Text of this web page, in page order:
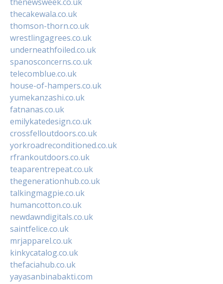
thecakewala.co.uk
thomson-thorn.co.uk
wrestlingagrees.co.uk
underneathfoiled.co.uk
spanosconcerns.co.uk
telecomblue.co.uk
house-of-hampers.co.uk
yumekanzashi.co.uk
fatnanas.co.uk
emilykatedesign.co.uk
crossfelloutdoors.co.uk
yorkroadreconditioned.co.uk
rfrankoutdoors.co.uk
teaparentrepeat.co.uk
thegenerationhub.co.uk
talkingmagpie.co.uk
humancotton.co.uk
newdawndigitals.co.uk
saintfelice.co.uk
mrjapparel.co.uk
kinkycatalog.co.uk
thefaciahub.co.uk
yayasanbinabakti.com